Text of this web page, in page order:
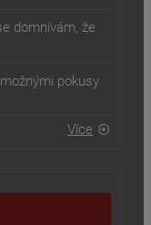
domnívám, že
pokusy
Více